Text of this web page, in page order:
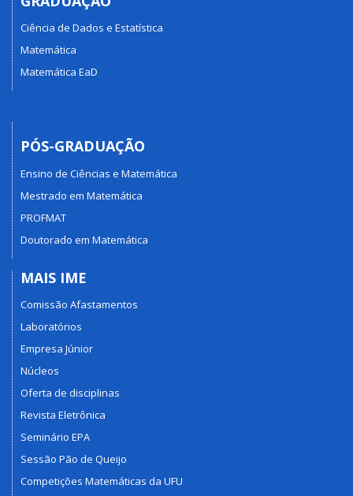
Ciência de Dados e Estatística
Matemática
Matemática EaD
PÓS-GRADUAÇÃO
Ensino de Ciências e Matemática
Mestrado em Matemática
PROFMAT
Doutorado em Matemática
MAIS IME
Comissão Afastamentos
Laboratórios
Empresa Júnior
Núcleos
Oferta de disciplinas
Revista Eletrônica
Seminário EPA
Sessão Pão de Queijo
Competições Matemáticas da UFU